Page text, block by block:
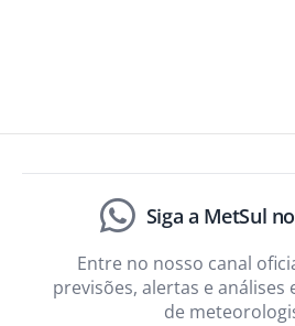
Siga a MetSul
Entre no nosso canal
previsões, alertas e análises
de